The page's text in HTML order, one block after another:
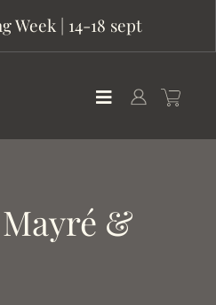
Week | 14-18 sept
&